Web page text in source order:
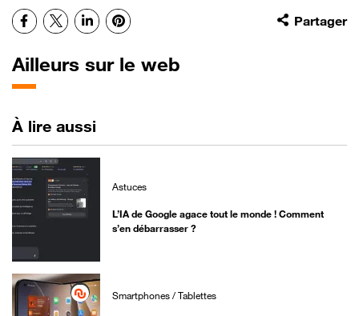
Partager
Facebook
X LinkedInPinterest
Ailleurs sur le web
À lire aussi
Astuces
L’IA de Google agace tout le monde ! Comment
s’en débarrasser ?
Smartphones / Tablettes